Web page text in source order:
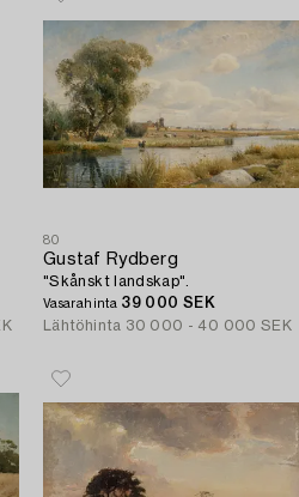
80
Gustaf Rydberg
"Skånskt landskap".
Vasarahinta 39 000 SEK
Lähtöhinta 30 000 - 40 000 SEK